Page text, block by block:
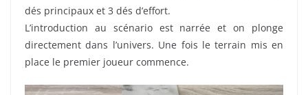
dés principaux et 3 dés d’effort.
L’introduction au scénario est narrée et on plonge
directement dans l’univers. Une fois le terrain mis en
place le premier joueur commence.